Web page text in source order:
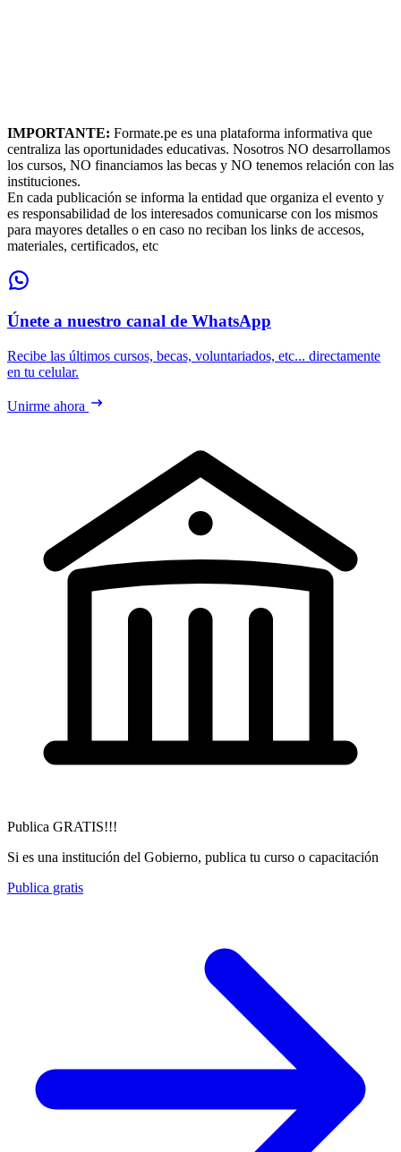
IMPORTANTE: Formate.pe es una plataforma informativa que
centraliza las oportunidades educativas. Nosotros NO desarrollamos
los cursos, NO financiamos las becas y NO tenemos relación con las
instituciones.
En cada publicación se informa la entidad que organiza el evento y
es responsabilidad de los interesados comunicarse con los mismos
para mayores detalles o en caso no reciban los links de accesos,
materiales, certificados, etc
Únete a nuestro canal de WhatsApp
Recibe las últimos cursos, becas, voluntariados, etc... directamente
en tu celular.
Unirme ahora
Publica GRATIS!!!
Si es una institución del Gobierno, publica tu curso o capacitación
Publica gratis